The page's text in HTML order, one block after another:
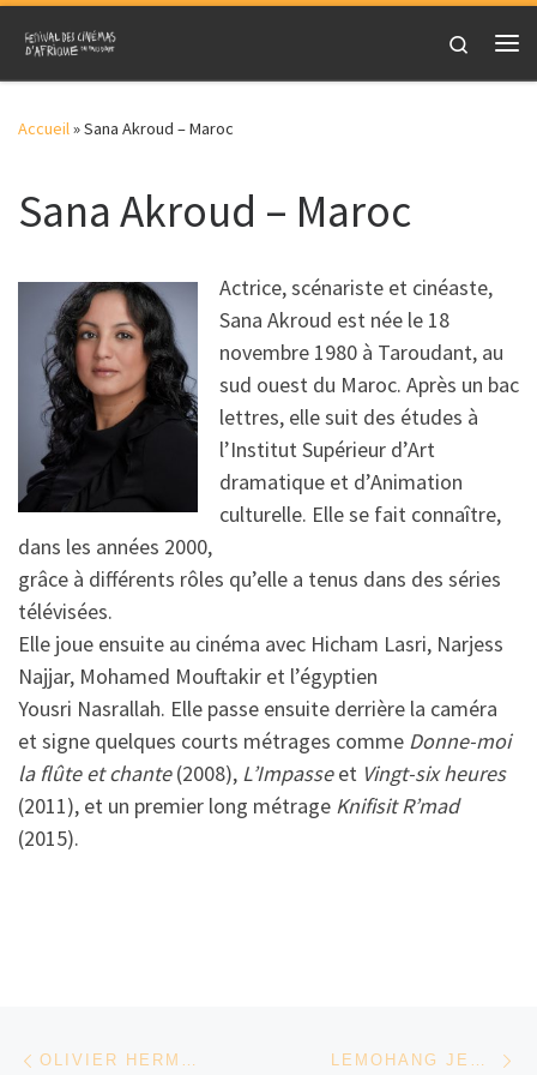
Skip to content
Search
Accueil»Sana Akroud – Maroc
Sana Akroud – Maroc
Actrice, scénariste et cinéaste,
Sana Akroud est née le 18
novembre 1980 à Taroudant, au
sud ouest du Maroc. Après un bac
lettres, elle suit des études à
l’Institut Supérieur d’Art
dramatique et d’Animation
culturelle. Elle se fait connaître,
dans les années 2000,
grâce à différents rôles qu’elle a tenus dans des séries
télévisées.
Elle joue ensuite au cinéma avec Hicham Lasri, Narjess
Najjar, Mohamed Mouftakir et l’égyptien
Yousri Nasrallah. Elle passe ensuite derrière la caméra
et signe quelques courts métrages comme Donne-moi
la flûte et chante(2008), L’Impasseet Vingt-six heures
(2011), et un premier long métrage Knifisit R’mad
(2015).
Parcourir les articles
OLIVIER HERMANUS – AFRIQUE DU SUD LEMOHANG JEREMIAH MOSESE – LESOTHO